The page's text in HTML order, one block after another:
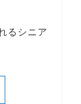
るシニア